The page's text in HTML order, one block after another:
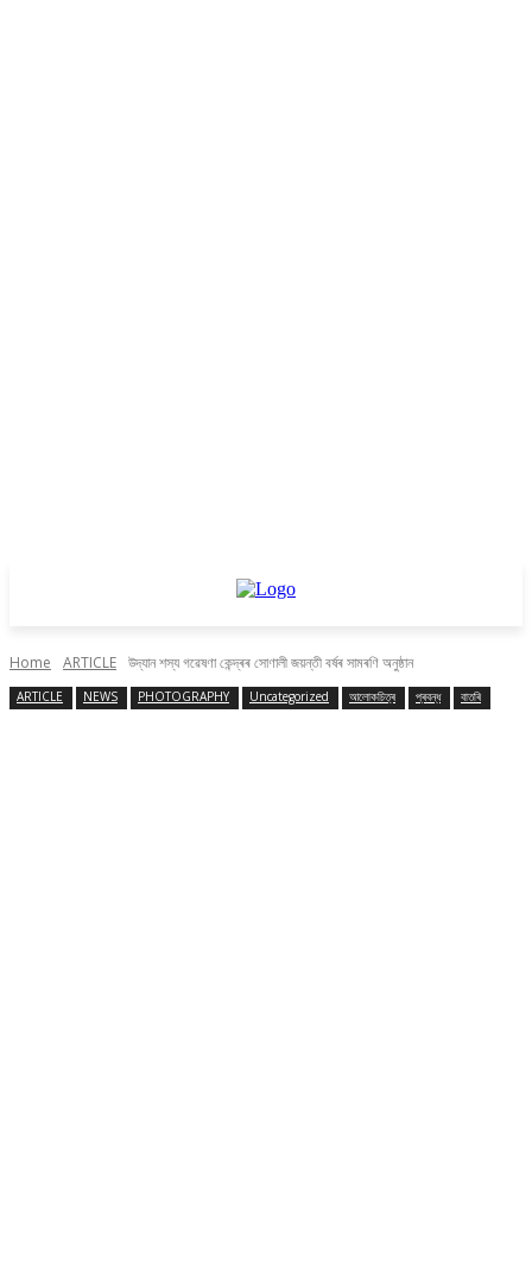
Home ARTICLE উদ্যান শস্য গৱেষণা কেন্দ্ৰৰ সোণালী জয়ন্তী বৰ্ষৰ সামৰণি অনুষ্ঠান
ARTICLE NEWS PHOTOGRAPHY Uncategorized আলোকচিত্ৰ প্ৰবন্ধ বাতৰি